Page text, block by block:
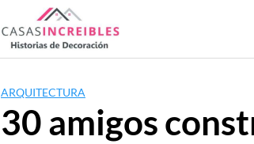
ARQUITECTURA
30 amigos